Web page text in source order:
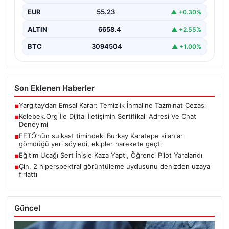
EUR 55.23 ▲ +0.30%
ALTIN 6658.4 ▲ +2.55%
BTC 3094504 ▲ +1.00%
Son Eklenen Haberler
■Yargıtay’dan Emsal Karar: Temizlik İhmaline Tazminat Cezası
■Kelebek.Org İle Dijital İletişimin Sertifikalı Adresi Ve Chat
Deneyimi
■FETÖ’nün suikast timindeki Burkay Karatepe silahları
gömdüğü yeri söyledi, ekipler harekete geçti
■Eğitim Uçağı Sert İnişle Kaza Yaptı, Öğrenci Pilot Yaralandı
■Çin, 2 hiperspektral görüntüleme uydusunu denizden uzaya
fırlattı
Güncel